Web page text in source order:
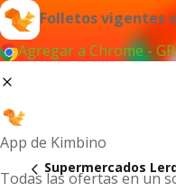
Folletos vigentes
Agregar a Chrome -
App de Kimbino
Todas las ofertas en un
Supermercados